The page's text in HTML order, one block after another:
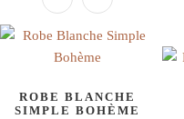
ROBE BLANCHE
SIMPLE BOHÈME